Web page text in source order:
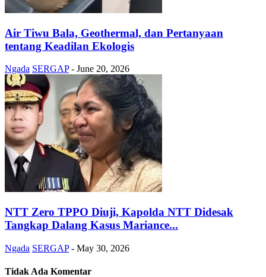
Air Tiwu Bala, Geothermal, dan Pertanyaan
tentang Keadilan Ekologis
Ngada SERGAP - June 20, 2026
NTT Zero TPPO Diuji, Kapolda NTT Didesak
Tangkap Dalang Kasus Mariance...
Ngada SERGAP - May 30, 2026
Tidak Ada Komentar